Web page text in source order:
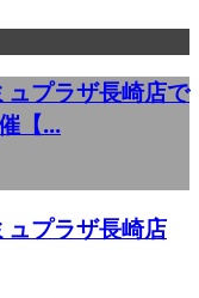
ュプラザ長崎店で
【...
ュプラザ長崎店